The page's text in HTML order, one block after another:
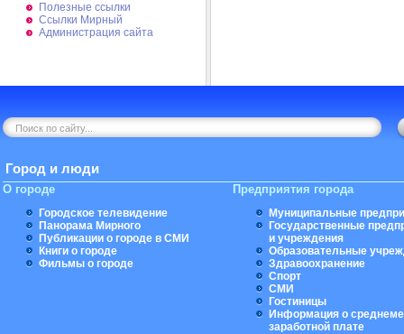
Полезные ссылки
Ссылки Мирный
Администрация сайта
Город и люди
О городе
Городское телевидение
Панорама Мирного
Публикации о городе в СМИ
Книги о городе
Фильмы о городе
Предприятия города
Муниципальные
Государственные
и учреждения
Образовательные
Здравоохранение
Спорт
СМИ
Гостиницы
Информация о
заработной плате